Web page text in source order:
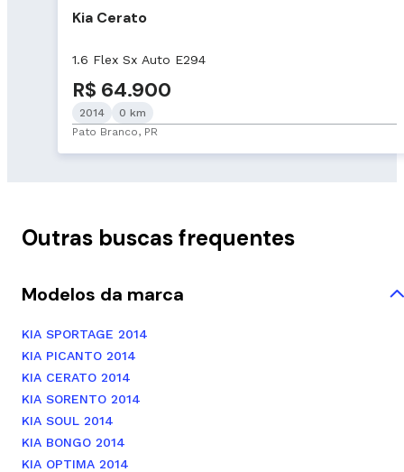
Kia Cerato
1.6 Flex Sx Auto E294
R$ 64.900
2014
0 km
Pato Branco, PR
Outras buscas frequentes
Modelos da marca
KIA SPORTAGE 2014
KIA PICANTO 2014
KIA CERATO 2014
KIA SORENTO 2014
KIA SOUL 2014
KIA BONGO 2014
KIA OPTIMA 2014